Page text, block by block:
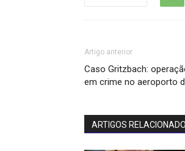
Artigo anterior
Caso Gritzbach:
em crime no aeroporto
ARTIGOS